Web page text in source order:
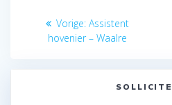
Bericht
navigatie
Vorige: Vorig
bericht:
Assistent
hovenier – Waalre